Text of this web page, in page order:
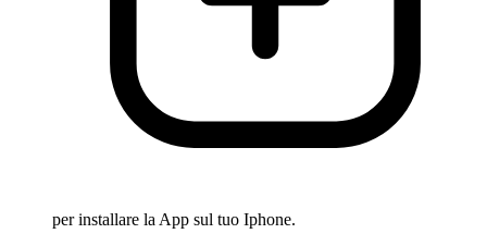
per installare la App sul tuo Iphone.